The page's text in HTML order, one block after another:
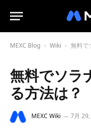
MEXC Blog - Wiki - 無料で
無料でソラ
る方法は？
MEXC Wiki 7月